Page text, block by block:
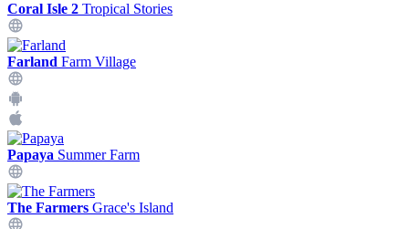
Coral Isle 2 Tropical Stories
Farland Farm Village
Papaya Summer Farm
The Farmers Grace's Island